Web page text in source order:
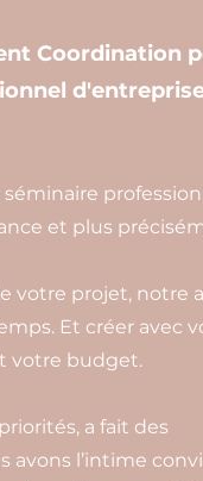
Coordination
séminaire
et plus
votre projet, notre
Et créer avec
votre budget.
a fait des
avons l’intime